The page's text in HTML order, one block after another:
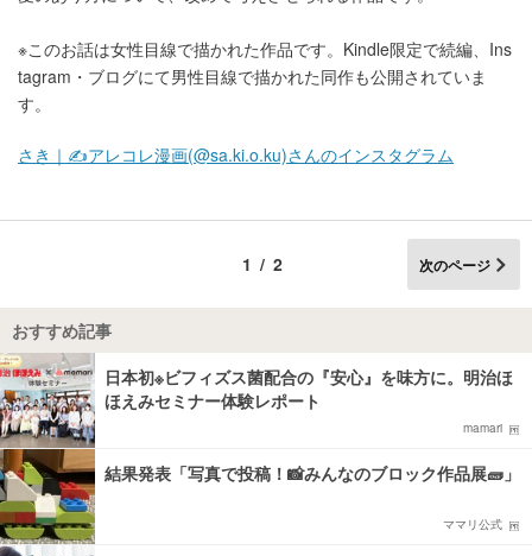
※このお話は女性目線で描かれた作品です。Kindle限定で続編、Ins
tagram・ブログにて男性目線で描かれた同作も公開されていま
す。
さき｜✍️アレコレ漫画(@sa.ki.o.ku)さんのインスタグラム
1/2 次のページ
おすすめ記事
日本初※ビフィズス菌配合の『安心』を味方に。明治ほ
ほえみセミナー体験レポート
mamari
結果発表「写真で投稿！📸みんなのブロック作品展🧱」
ママリ公式